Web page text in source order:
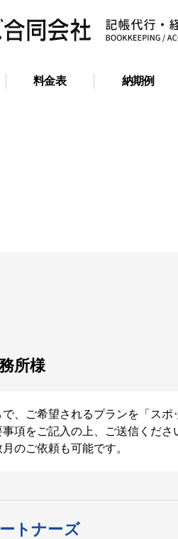
料金表 納期例
所様
で、ご希望されるプランを「ス
項をご記入の上、ご送信くださ
のご依頼も可能です。
トナーズ